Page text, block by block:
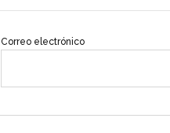
Correo electrónico